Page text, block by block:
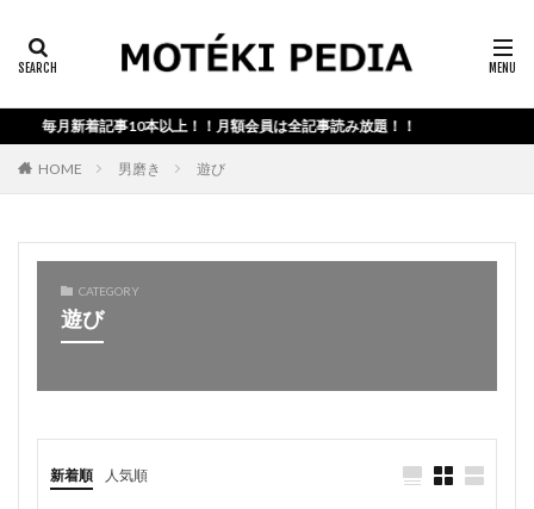
毎月新着記事10本以上！！月額会員は全記事読み放題！！
HOME 男磨き 遊び
CATEGORY
遊び
新着順 人気順